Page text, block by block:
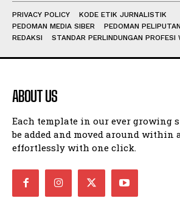
PRIVACY POLICY
KODE ETIK JURNALISTIK
PEDOMAN MEDIA SIBER
PEDOMAN
REDAKSI
STANDAR PERLINDUNGAN PROFESI
ABOUT US
Each template in our ever growing
be added and moved around within
effortlessly with one click.